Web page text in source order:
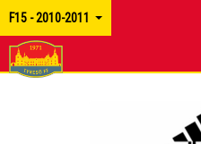
F15 - 2010-2011